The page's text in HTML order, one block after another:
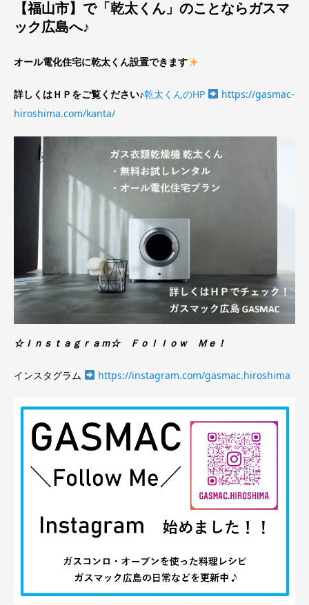
【福山市】で「乾太くん」のことならガスマ
ック広島へ♪
オール電化住宅に乾太くん設置できます
詳しくはＨＰをご覧ください♪乾太くんのHP
https://gasmac-
hiroshima.com/kanta/
☆Ｉｎｓｔａｇｒａｍ☆ Ｆｏｌｌｏｗ Ｍｅ！
インスタグラム https://instagram.com/gasmac.hiroshima